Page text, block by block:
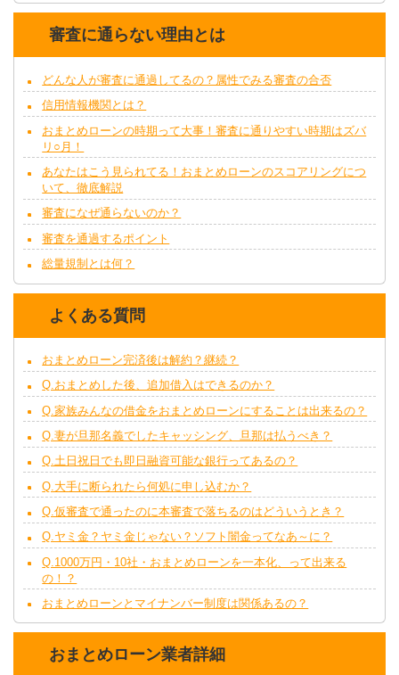
審査に通らない理由とは
どんな人が審査に通過してるの？属性でみる審査の合否
信用情報機関とは？
おまとめローンの時期って大事！審査に通りやすい時期はズバ
リ○月！
あなたはこう見られてる！おまとめローンのスコアリングにつ
いて、徹底解説
審査になぜ通らないのか？
審査を通過するポイント
総量規制とは何？
よくある質問
おまとめローン完済後は解約？継続？
Q.おまとめした後、追加借入はできるのか？
Q.家族みんなの借金をおまとめローンにすることは出来るの？
Q.妻が旦那名義でしたキャッシング、旦那は払うべき？
Q.土日祝日でも即日融資可能な銀行ってあるの？
Q.大手に断られたら何処に申し込むか？
Q.仮審査で通ったのに本審査で落ちるのはどういうとき？
Q.ヤミ金？ヤミ金じゃない？ソフト闇金ってなあ～に？
Q.1000万円・10社・おまとめローンを一本化、って出来る
の！？
おまとめローンとマイナンバー制度は関係あるの？
おまとめローン業者詳細